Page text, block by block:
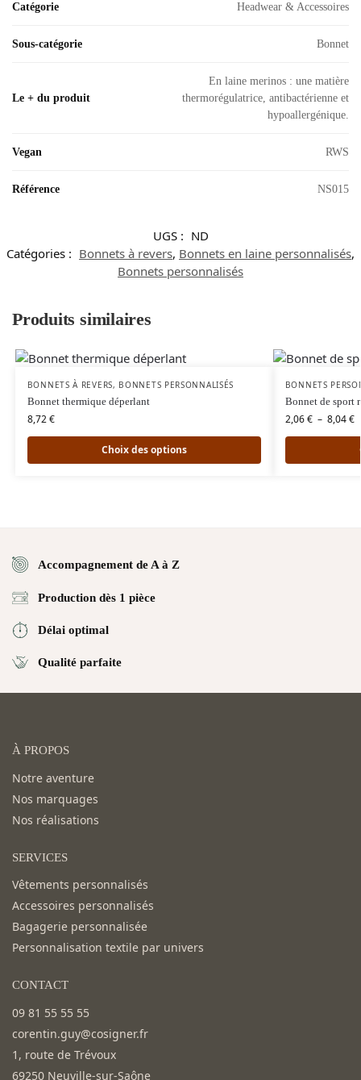
Catégorie Headwear & Accessoires
Sous-catégorie Bonnet
Le + du produit
En laine merinos : une matière
thermorégulatrice, antibactérienne et
hypoallergénique.
Vegan RWS
Référence NS015
UGS : ND
Catégories : Bonnets à revers, Bonnets en laine personnalisés,
Bonnets personnalisés
Produits similaires
BONNETS À REVERS, BONNETS PERSONNALISÉS
Bonnet thermique déperlant
8,72€
Choix des options
BONNETS
Bonnet de sport
2,06€ – 8,04€
Accompagnement de A à Z
Production dès 1 pièce
Délai optimal
Qualité parfaite
À PROPOS
Notre aventure
Nos marquages
Nos réalisations
SERVICES
Vêtements personnalisés
Accessoires personnalisés
Bagagerie personnalisée
Personnalisation textile par univers
CONTACT
09 81 55 55 55
corentin.guy@cosigner.fr
1, route de Trévoux
69250 Neuville-sur-Saône